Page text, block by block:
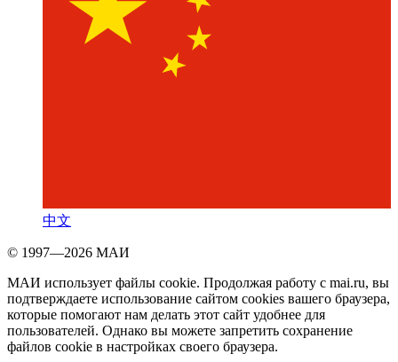
中文
© 1997—2026 МАИ
МАИ использует файлы cookie. Продолжая работу с mai.ru, вы
подтверждаете использование сайтом cookies вашего браузера,
которые помогают нам делать этот сайт удобнее для
пользователей. Однако вы можете запретить сохранение
файлов cookie в настройках своего браузера.